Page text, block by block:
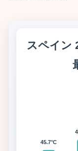
スペイン
45.7°C